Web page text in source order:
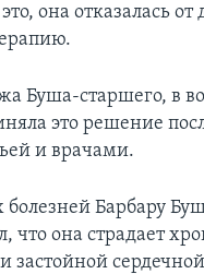
она отказалась
Буша-старшего, в
это решение
и врачами.
Барбару
что она страдает